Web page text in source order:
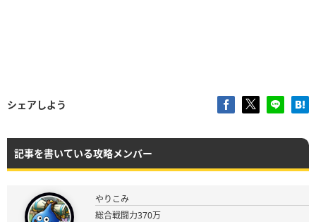
シェアしよう
記事を書いている攻略メンバー
やりこみ
総合戦闘力370万